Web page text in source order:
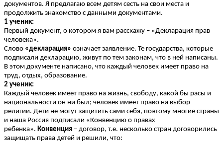
документов. Я предлагаю всем детям сесть на свои места и
продолжить знакомство с данными документами.
1 ученик:
Первый документ, о котором я вам расскажу – «Декларация прав
человека».
Слово «декларация» означает заявление. Те государства, которые
подписали декларацию, живут по тем законам, что в ней написаны.
В этом документе написано, что каждый человек имеет право на
труд, отдых, образование.
2 ученик:
Каждый человек имеет право на жизнь, свободу, какой бы расы и
национальности он ни был; человек имеет право на выбор
религии. Дети не могут защитить сами себя, поэтому многие страны
и наша Россия подписали «Конвенцию о правах
ребенка». Конвенция – договор, т.е. несколько стран договорились
защищать права детей и решили, что: